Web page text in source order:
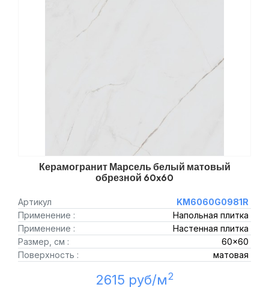
Керамогранит Марсель белый матовый
обрезной 60x60
Артикул
KM6060G0981R
Применение :
Напольная плитка
Применение :
Настенная плитка
Размер, см :
60x60
Поверхность :
матовая
2615 руб/м2